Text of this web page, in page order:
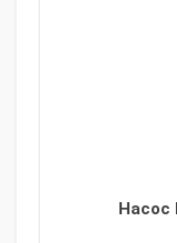
Насос